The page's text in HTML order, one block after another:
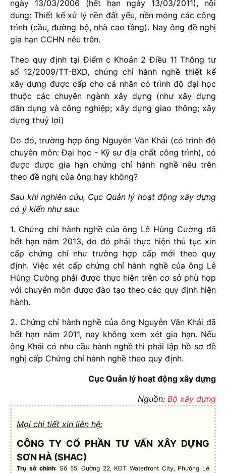
ngày 13/03/2006 (hết hạn ngày 13/03/2011), nội
dung: Thiết kế xử lý nền đất yếu, nền móng các công
trình (cầu, đường bộ, nhà cao tầng). Nay ông đề nghị
gia hạn CCHN nêu trên.
Theo quy định tại Điểm c Khoản 2 Điều 11 Thông tư
số 12/2009/TT-BXD, chứng chỉ hành nghề thiết kế
xây dựng được cấp cho cá nhân có trình độ đại học
thuộc các chuyên ngành xây dựng (như xây dựng
dân dụng và công nghiệp; xây dựng giao thông; xây
dựng thuỷ lợi)
Do đó, trường hợp ông Nguyễn Văn Khải (có trình độ
chuyên môn: Đại học - Kỹ sư địa chất công trình), có
được được gia hạn chứng chỉ hành nghề nêu trên
theo đề nghị của ông hay không?
Sau khi nghiên cứu, Cục Quản lý hoạt động xây dựng
có ý kiến như sau:
1. Chứng chỉ hành nghề của ông Lê Hùng Cường đã
hết hạn năm 2013, do đó phải thực hiện thủ tục xin
cấp chứng chỉ như trường hợp cấp mới theo quy
định. Việc xét cấp chứng chỉ hành nghề của ông Lê
Hùng Cường phải được thực hiện trên cơ sở phù hợp
với chuyên môn được đào tạo theo các quy định hiện
hành.
2. Chứng chỉ hành nghề của ông Nguyễn Văn Khải đã
hết hạn năm 2011, nay không xem xét gia hạn. Nếu
ông Khải có nhu cầu hành nghề thì phải lập hồ sơ đề
nghị cấp Chứng chỉ hành nghề theo quy định.
Cục Quản lý hoạt động xây dựng
Nguồn: Bộ xây dựng
Mọi chi tiết xin liên hệ:
CÔNG TY CỔ PHẦN TƯ VẤN XÂY DỰNG
SƠN HÀ (SHAC)
Trụ sở chính: Số 55, Đường 22, KĐT Waterfront City, Phường Lê